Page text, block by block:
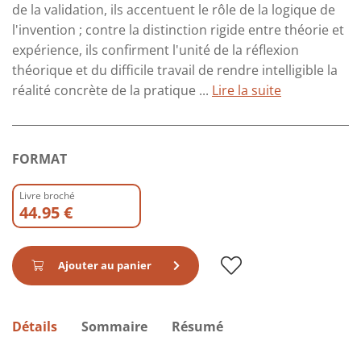
de la validation, ils accentuent le rôle de la logique de
l'invention ; contre la distinction rigide entre théorie et
expérience, ils confirment l'unité de la réflexion
théorique et du difficile travail de rendre intelligible la
réalité concrète de la pratique ... Lire la suite
FORMAT
Livre broché
44.95 €
Ajouter au panier
Détails Sommaire Résumé